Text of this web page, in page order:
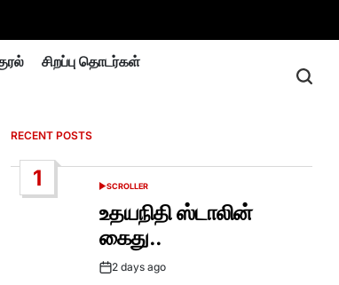
சிறப்பு தொடர்கள்
RECENT POSTS
1
POSTED
SCROLLER
உதயநிதி ஸ்டாலின்
கைது..
Post2 days ago